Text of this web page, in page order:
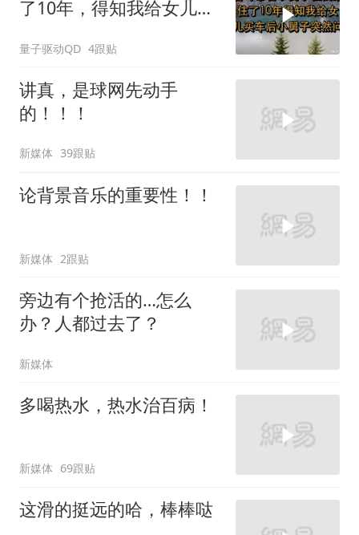
了10年，得知我给女儿买
量子驱动QD 4跟贴
讲真，是球网先动手
的！！！
新媒体 39跟贴
论背景音乐的重要性！！
新媒体 2跟贴
旁边有个抢活的…怎么
办？人都过去了？
新媒体
多喝热水，热水治百病！
新媒体 69跟贴
这滑的挺远的哈，棒棒哒